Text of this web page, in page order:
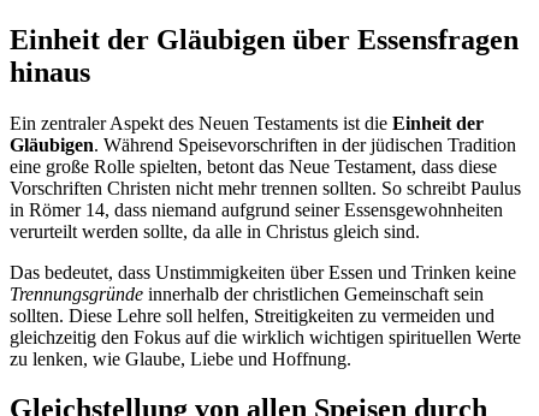
Einheit der Gläubigen über Essensfragen
hinaus
Ein zentraler Aspekt des Neuen Testaments ist die Einheit der
Gläubigen. Während Speisevorschriften in der jüdischen Tradition
eine große Rolle spielten, betont das Neue Testament, dass diese
Vorschriften Christen nicht mehr trennen sollten. So schreibt Paulus
in Römer 14, dass niemand aufgrund seiner Essensgewohnheiten
verurteilt werden sollte, da alle in Christus gleich sind.
Das bedeutet, dass Unstimmigkeiten über Essen und Trinken keine
Trennungsgründe innerhalb der christlichen Gemeinschaft sein
sollten. Diese Lehre soll helfen, Streitigkeiten zu vermeiden und
gleichzeitig den Fokus auf die wirklich wichtigen spirituellen Werte
zu lenken, wie Glaube, Liebe und Hoffnung.
Gleichstellung von allen Speisen durch